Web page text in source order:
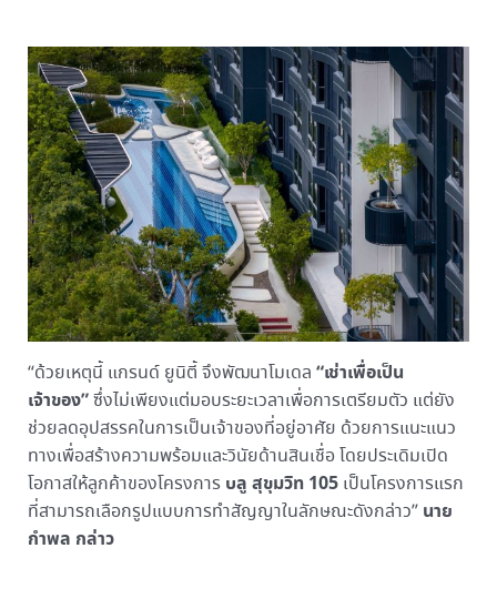
“ด้วยเหตุนี้ แกรนด์ ยูนิตี้ จึงพัฒนาโมเดล “เช่าเพื่อเป็น
เจ้าของ”ซึ่งไม่เพียงแต่มอบระยะเวลาเพื่อการเตรียมตัว แต่ยัง
ช่วยลดอุปสรรคในการเป็นเจ้าของที่อยู่อาศัย ด้วยการแนะแนว
ทางเพื่อสร้างความพร้อมและวินัยด้านสินเชื่อ โดยประเดิมเปิด
โอกาสให้ลูกค้าของโครงการบลู สุขุมวิท 105เป็นโครงการแรก
ที่สามารถเลือกรูปแบบการทำสัญญาในลักษณะดังกล่าว” นาย
กำพล กล่าว